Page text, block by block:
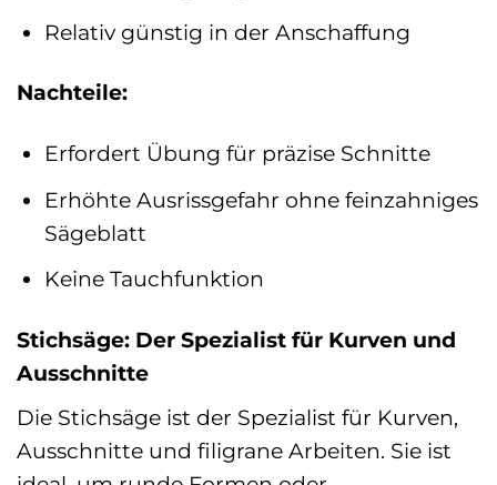
Relativ günstig in der Anschaffung
Nachteile:
Erfordert Übung für präzise Schnitte
Erhöhte Ausrissgefahr ohne feinzahniges
Sägeblatt
Keine Tauchfunktion
Stichsäge: Der Spezialist für Kurven und
Ausschnitte
Die Stichsäge ist der Spezialist für Kurven,
Ausschnitte und filigrane Arbeiten. Sie ist